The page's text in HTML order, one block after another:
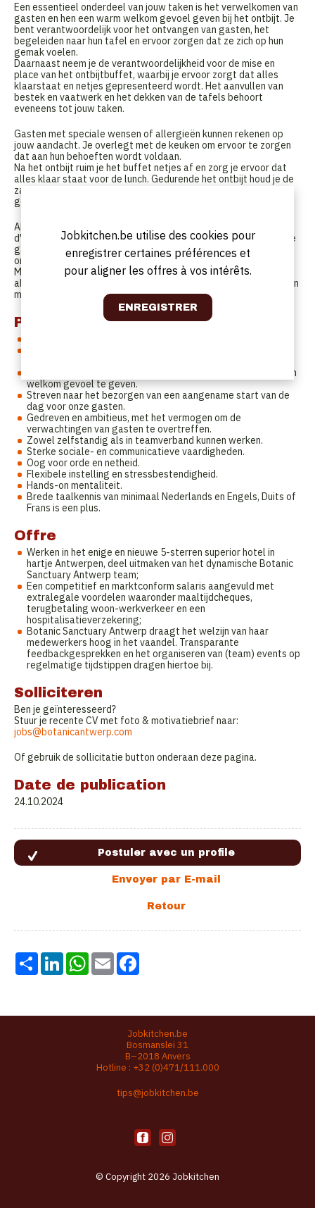
Een essentieel onderdeel van jouw taken is het verwelkomen van
gasten en hen een warm welkom gevoel geven bij het ontbijt. Je
bent verantwoordelijk voor het ontvangen van gasten, het
begeleiden naar hun tafel en ervoor zorgen dat ze zich op hun
gemak voelen.
Daarnaast neem je de verantwoordelijkheid voor de mise en
place van het ontbijtbuffet, waarbij je ervoor zorgt dat alles
klaarstaat en netjes gepresenteerd wordt. Het aanvullen van
bestek en vaatwerk en het dekken van de tafels behoort
eveneens tot jouw taken.
Gasten met speciale wensen of allergieën kunnen rekenen op
jouw aandacht. Je overlegt met de keuken om ervoor te zorgen
dat aan hun behoeften wordt voldaan.
Na het ontbijt ruim je het buffet netjes af en zorg je ervoor dat
alles klaar staat voor de lunch. Gedurende het ontbijt houd je de
zaal voortdurend schoon en netjes, zodat gasten kunnen
genieten van een aangename sfeer.
Als ontbijtmedewerker werk je onder het toezicht van de Maitre
d'hotel, waarbij je nauw samenwerkt om ervoor te zorgen dat de
gasten een onvergetelijke ervaring hebben tijdens hun verblijf in
ons etablissement.
Met jouw gastvrije en attente houding draag je bij aan de
algehele gasttevredenheid en help je mee om van het ontbijt een
memorabel moment te maken voor onze gewaardeerde gasten.
Profil
Passie voor hospitality en het vermogen om gasten een warm
welkom gevoel te geven.
Streven naar het bezorgen van een aangename start van de
dag voor onze gasten.
Gedreven en ambitieus, met het vermogen om de
verwachtingen van gasten te overtreffen.
Zowel zelfstandig als in teamverband kunnen werken.
Sterke sociale- en communicatieve vaardigheden.
Oog voor orde en netheid.
Flexibele instelling en stressbestendigheid.
Hands-on mentaliteit.
Brede taalkennis van minimaal Nederlands en Engels, Duits of
Frans is een plus.
Offre
Werken in het enige en nieuwe 5-sterren superior hotel in
hartje Antwerpen, deel uitmaken van het dynamische Botanic
Sanctuary Antwerp team;
Een competitief en marktconform salaris aangevuld met
extralegale voordelen waaronder maaltijdcheques,
terugbetaling woon-werkverkeer en een
hospitalisatieverzekering;
Botanic Sanctuary Antwerp draagt het welzijn van haar
medewerkers hoog in het vaandel. Transparante
feedbackgesprekken en het organiseren van (team) events op
regelmatige tijdstippen dragen hiertoe bij.
Solliciteren
Ben je geïnteresseerd?
Stuur je recente CV met foto & motivatiebrief naar:
jobs@botanicantwerp.com
Of gebruik de sollicitatie button onderaan deze pagina.
Date de publication
24.10.2024
Share LinkedInWhatsApp
Email
Jobkitchen.be
Bosmanslei 31
B–2018 Anvers
Hotline : +32 (0)471/111.000
tips@jobkitchen.be
© Copyright 2026 Jobkitchen
Jobkitchen.be utilise des cookies pour
enregistrer certaines préférences et
pour aligner les offres à vos intérêts.